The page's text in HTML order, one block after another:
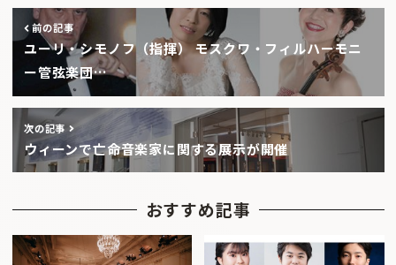
前の記事
ユーリ・シモノフ（指揮） モスクワ・フィルハーモニ
ー管弦楽団…
次の記事
ウィーンで亡命音楽家に関する展示が開催
おすすめ記事